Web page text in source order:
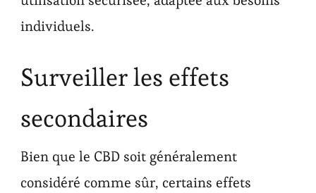
individuels.
Surveiller les effets
secondaires
Bien que le CBD soit généralement
considéré comme sûr, certains effets